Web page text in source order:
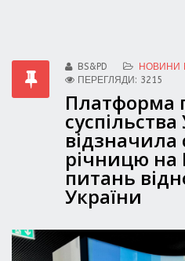
BS&PD НОВИНИ
ПЕРЕГЛЯДИ: 3215
Платформа
відзначила
річницю на
питань
України